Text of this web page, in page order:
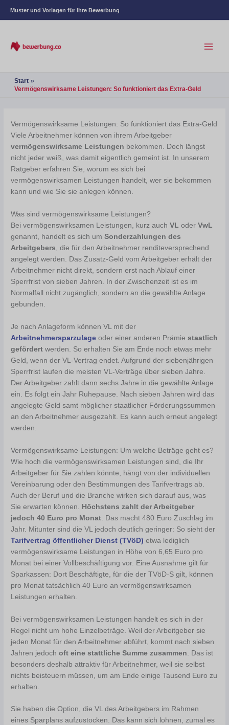
Muster und Vorlagen für Ihre Bewerbung
Start
Vermögenswirksame Leistungen: So funktioniert das Extra-Geld
Vermögenswirksame Leistungen: So funktioniert das Extra-Geld
Viele Arbeitnehmer können von ihrem Arbeitgeber
vermögenswirksame Leistungen bekommen. Doch längst
nicht jeder weiß, was damit eigentlich gemeint ist. In unserem
Ratgeber erfahren Sie, worum es sich bei
vermögenswirksamen Leistungen handelt, wer sie bekommen
kann und wie Sie sie anlegen können.
Was sind vermögenswirksame Leistungen?
Bei vermögenswirksamen Leistungen, kurz auchVL oderVwL
genannt, handelt es sich umSonderzahlungen des
Arbeitgebers , die für den Arbeitnehmer renditeversprechend
angelegt werden. Das Zusatz-Geld vom Arbeitgeber erhält der
Arbeitnehmer nicht direkt, sondern erst nach Ablauf einer
Sperrfrist von sieben Jahren. In der Zwischenzeit ist es im
Normalfall nicht zugänglich, sondern an die gewählte Anlage
gebunden.
Je nach Anlageform können VL mit der
Arbeitnehmersparzulage oder einer anderen Prämiestaatlich
gefördert werden. So erhalten Sie am Ende noch etwas mehr
Geld, wenn der VL-Vertrag endet. Aufgrund der siebenjährigen
Sperrfrist laufen die meisten VL-Verträge über sieben Jahre.
Der Arbeitgeber zahlt dann sechs Jahre in die gewählte Anlage
ein. Es folgt ein Jahr Ruhepause. Nach sieben Jahren wird das
angelegte Geld samt möglicher staatlicher Förderungssummen
an den Arbeitnehmer ausgezahlt. Es kann auch erneut angelegt
werden.
Vermögenswirksame Leistungen: Um welche Beträge geht es?
Wie hoch die vermögenswirksamen Leistungen sind, die Ihr
Arbeitgeber für Sie zahlen könnte, hängt von der individuellen
Vereinbarung oder den Bestimmungen des Tarifvertrags ab.
Auch der Beruf und die Branche wirken sich darauf aus, was
Sie erwarten können. Höchstens zahlt der Arbeitgeber
jedoch 40 Euro pro Monat . Das macht 480 Euro Zuschlag im
Jahr. Mitunter sind die VL jedoch deutlich geringer: So sieht der
Tarifvertrag öffentlicher Dienst (TVöD) etwa lediglich
vermögenswirksame Leistungen in Höhe von 6,65 Euro pro
Monat bei einer Vollbeschäftigung vor. Eine Ausnahme gilt für
Sparkassen: Dort Beschäftigte, für die der TVöD-S gilt, können
pro Monat tatsächlich 40 Euro an vermögenswirksamen
Leistungen erhalten.
Bei vermögenswirksamen Leistungen handelt es sich in der
Regel nicht um hohe Einzelbeträge. Weil der Arbeitgeber sie
jeden Monat für den Arbeitnehmer abführt, kommt nach sieben
Jahren jedochoft eine stattliche Summe zusammen . Das ist
besonders deshalb attraktiv für Arbeitnehmer, weil sie selbst
nichts beisteuern müssen, um am Ende einige Tausend Euro zu
erhalten.
Sie haben die Option, die VL des Arbeitgebers im Rahmen
eines Sparplans aufzustocken. Das kann sich lohnen, zumal es